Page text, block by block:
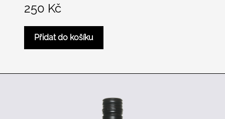
250 Kč
Přidat do košíku